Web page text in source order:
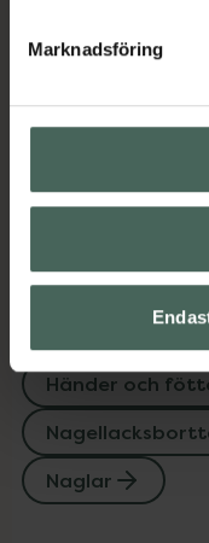
Marknadsföring
Omdömen
Innehåll
Instruktioner
Upptäck flera
Händer och
Naglar